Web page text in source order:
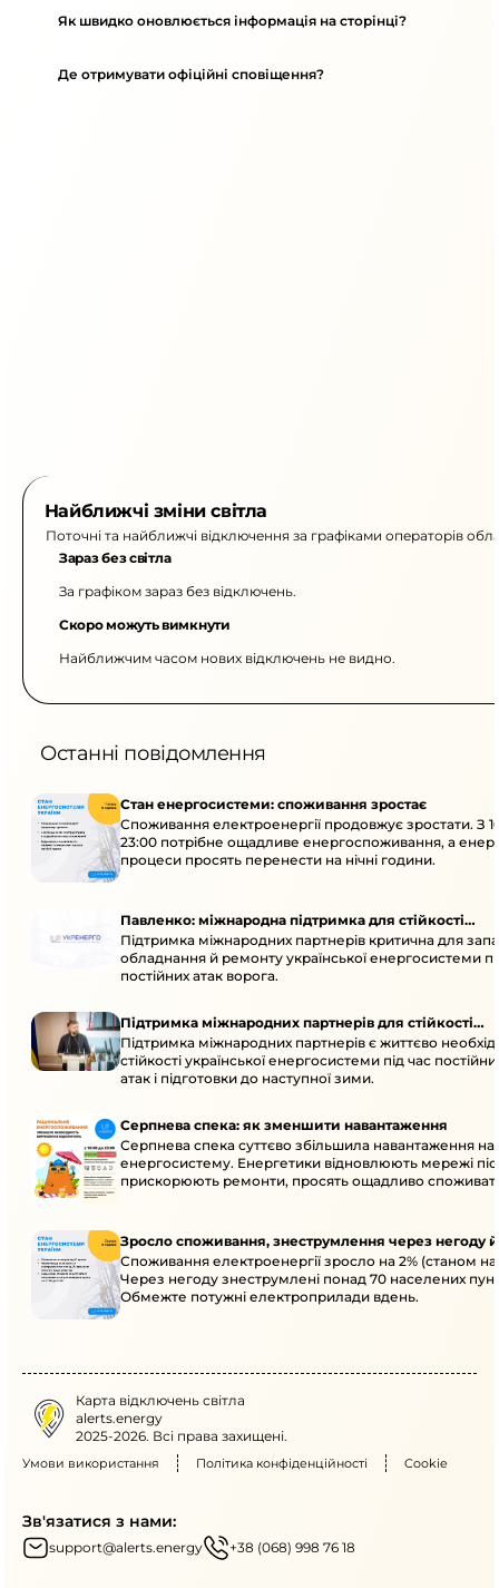
Як швидко оновлюється інформація на сторінці?
Де отримувати офіційні сповіщення?
Найближчі зміни світла
Поточні та найближчі відключення за графіками операторів
Зараз без світла
За графіком зараз без відключень.
Скоро можуть вимкнути
Найближчим часом нових відключень не видно.
Останні повідомлення
Стан енергосистеми: споживання зростає
Споживання електроенергії продовжує зростати. З
23:00 потрібне ощадливе енергоспоживання, а
процеси просять перенести на нічні години.
Павленко: міжнародна підтримка для стійкості
енергосистеми
Підтримка міжнародних партнерів критична для
обладнання й ремонту української енергосистеми
постійних атак ворога.
Підтримка міжнародних партнерів для стійкості
енергосистеми
Підтримка міжнародних партнерів є життєво
стійкості української енергосистеми під час
атак і підготовки до наступної зими.
Серпнева спека: як зменшити навантаження
Серпнева спека суттєво збільшила навантаження на
енергосистему. Енергетики відновлюють мережі
прискорюють ремонти, просять ощадливо
Зросло споживання, знеструмлення через негоду
Споживання електроенергії зросло на 2% (станом на
Через негоду знеструмлені понад 70 населених
Обмежте потужні електроприлади вдень.
Карта відключень світла
alerts.energy
2025-2026. Всі права захищені.
Умови використання Політика конфіденційності Cookie
Зв'язатися з нами:
support@alerts.energy +38 (068) 998 76 18